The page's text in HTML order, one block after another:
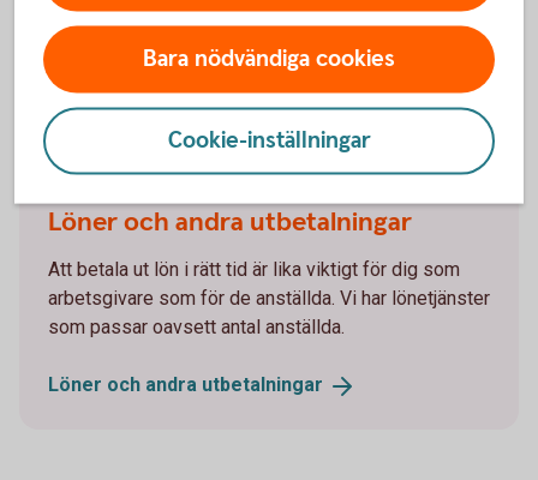
Betala löner
Löner och andra utbetalningar
Att betala ut lön i rätt tid är lika viktigt för dig som
arbetsgivare som för de anställda. Vi har lönetjänster
som passar oavsett antal anställda.
Löner och andra utbetalningar
Bara nödvändiga cookies
Cookie-inställningar